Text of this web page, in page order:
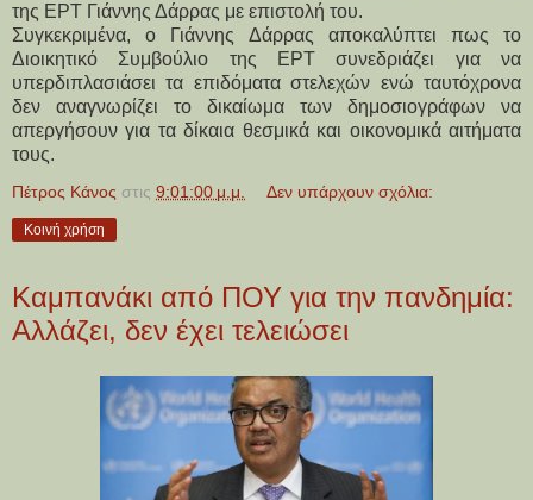
της ΕΡΤ Γιάννης Δάρρας με επιστολή του.
Συγκεκριμένα, ο Γιάννης Δάρρας αποκαλύπτει πως το
Διοικητικό Συμβούλιο της ΕΡΤ συνεδριάζει για να
υπερδιπλασιάσει τα επιδόματα στελεχών ενώ ταυτόχρονα
δεν αναγνωρίζει το δικαίωμα των δημοσιογράφων να
απεργήσουν για τα δίκαια θεσμικά και οικονομικά αιτήματα
τους.
Πέτρος Κάνος στις 9:01:00 μ.μ. Δεν υπάρχουν σχόλια:
Κοινή χρήση
Καμπανάκι από ΠΟΥ για την πανδημία:
Αλλάζει, δεν έχει τελειώσει